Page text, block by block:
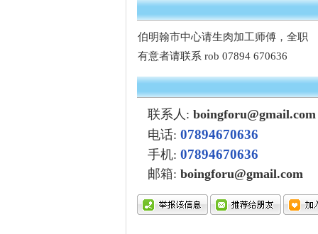
伯明翰市中心请生肉加工师傅，全职
有意者请联系 rob 07894 670636
联系人: boingforu@gmail.com
电话: 07894670636
手机: 07894670636
邮箱: boingforu@gmail.com